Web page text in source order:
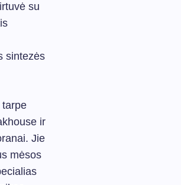
su
sintezės
tarpe
ir
Jie
mėsos